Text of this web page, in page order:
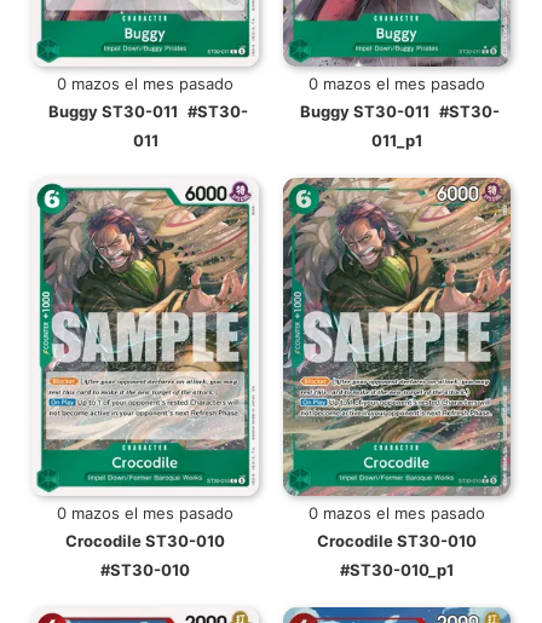
0 mazos el mes pasado
Buggy ST30-011 #ST30-
011
0 mazos el mes pasado
Buggy ST30-011 #ST30-
011_p1
0 mazos el mes pasado
Crocodile ST30-010
#ST30-010
0 mazos el mes pasado
Crocodile ST30-010
#ST30-010_p1